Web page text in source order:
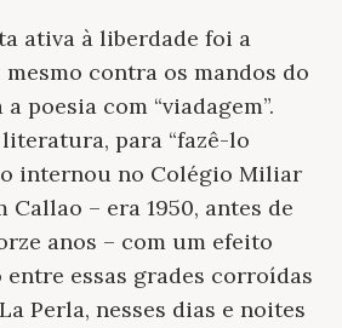
ativa à liberdade foi a
contra os mandos do
poesia com “viadagem”.
para “fazê-lo
o internou no Colégio Miliar
Callao – era 1950, antes de
anos – com um efeito
entre essas grades corroídas
Perla, nesses dias e noites